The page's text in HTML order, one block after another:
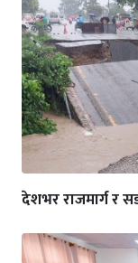
देशभर राजमार्ग र